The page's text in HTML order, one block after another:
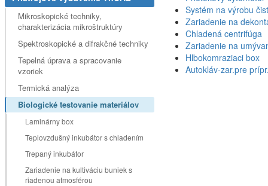
Systém na výrobu
Zariadenie na
Chladená centrifúga
Zariadenie na
Hlbokomraziaci box
Autokláv-zar.pre
Mikroskopické techniky,
charakterizácia mikroštruktúry
Spektroskopické a difrakčné techniky
Tepelná úprava a spracovanie
vzoriek
Termická analýza
Biologické testovanie materiálov
Laminárny box
Teplovzdušný inkubátor s chladením
Trepaný inkubátor
Zariadenie na kultiváciu buniek s
riadenou atmosférou